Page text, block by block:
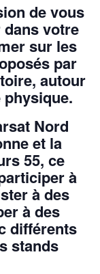
de vous
votre
sur les
par
autour
physique.
Nord
et la
55, ce
à
à des
à des
différents
stands